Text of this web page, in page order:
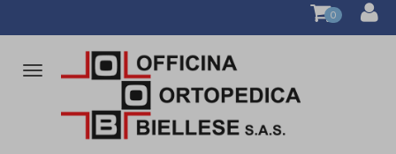
0
Attiva/disattiva
navigazione